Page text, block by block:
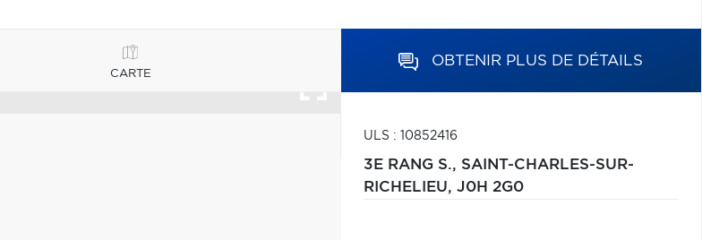
CARTE
OBTENIR PLUS DE DÉTAILS
ULS : 10852416
3E RANG S., SAINT-CHARLES-SUR-
RICHELIEU, J0H 2G0